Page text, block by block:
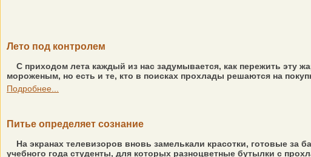
Лето под контролем
С приходом лета каждый из нас задумывается, как пережить эту
мороженым, но есть и те, кто в поисках прохлады решаются на
Подробнее...
Питье определяет сознание
На экранах телевизоров вновь замелькали красотки, готовые
учебного года студенты, для которых разноцветные бутылки с